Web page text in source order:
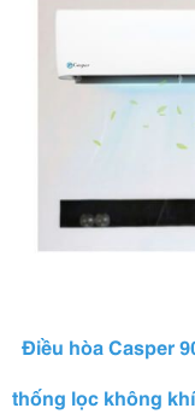
Điều hòa Casper
thống lọc không